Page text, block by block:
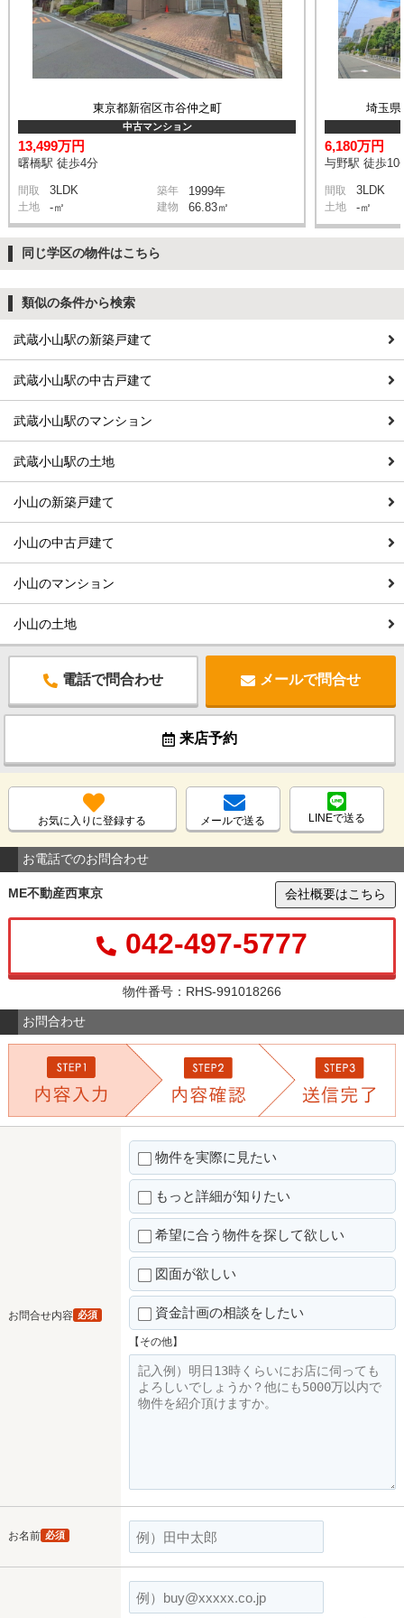
東京都新宿区市谷仲之町
中古マンション
13,499万円
曙橋駅 徒歩4分
間取 3LDK 築年 1999年
土地 -㎡ 建物 66.83㎡
埼玉県
6,180万円
与野駅 徒歩10
間取 3LDK
土地 -㎡
同じ学区の物件はこちら
類似の条件から検索
武蔵小山駅の新築戸建て
武蔵小山駅の中古戸建て
武蔵小山駅のマンション
武蔵小山駅の土地
小山の新築戸建て
小山の中古戸建て
小山のマンション
小山の土地
電話で問合わせ メールで問合せ
来店予約
お気に入りに登録する メールで送る LINEで送る
お電話でのお問合わせ
ME不動産西東京 会社概要はこちら
042-497-5777
物件番号：RHS-991018266
お問合わせ
お問合せ内容 必須
物件を実際に見たい
もっと詳細が知りたい
希望に合う物件を探して欲しい
図面が欲しい
資金計画の相談をしたい
【その他】
お名前 必須